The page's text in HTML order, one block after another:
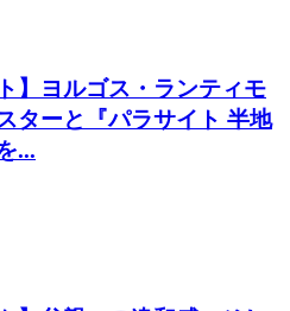
】ヨルゴス・ランティモ
ターと『パラサイト 半地
...